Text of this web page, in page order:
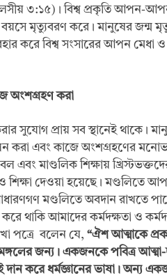
৩:১৫)। বিশ্ব প্রকৃতি আপন-আপন
মৃত্যুবরণ করে। মানুষের জন্ম
করে বিশ্ব সংসারের আপন মেধা ও
অংশগ্রহণ করা
সুযোগ প্রায় সব স্থানেই থাকে।
করা এবং কাজে অংশগ্রহণের
এবং মাণ্ডলিক শিক্ষায়
ও শিক্ষা দেওয়া হয়েছে।
মণ্ডলিতে অবদান রাখতে
করে থাকি আমাদের কর্মদক্ষতা ও
পত্রে বলেন যে, “ঐশ আত্মাকে
জন্য। একজনকে পবিত্র আত্মা-
করে ধর্মজ্ঞানের ভাষা। অন্য